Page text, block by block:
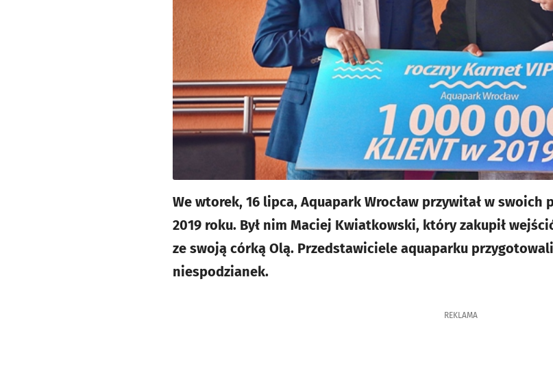
We wtorek, 16 lipca, Aquapark Wrocław przywitał w
2019 roku. Był nim Maciej Kwiatkowski, który zakupił
ze swoją córką Olą. Przedstawiciele aquaparku
niespodzianek.
REKLAMA